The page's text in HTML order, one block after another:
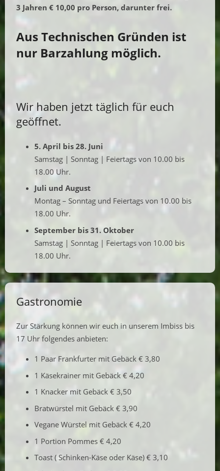
3 Jahren € 10,00 pro Person, darunter frei.
Aus Technischen Gründen ist
nur Barzahlung möglich.
Wir haben jetzt täglich für euch
geöffnet.
5. April bis 28. Juni
Samstag | Sonntag | Feiertags von 10.00 bis
18.00 Uhr.
Juli und August
Montag – Sonntag und Feiertags von 10.00 bis
18.00 Uhr.
September bis 31. Oktober
Samstag | Sonntag | Feiertags von 10.00 bis
18.00 Uhr.
Gastronomie
Zur Stärkung können wir euch in unserem Imbiss bis
17 Uhr folgendes anbieten:
1 Paar Frankfurter mit Gebäck € 3,80
1 Käsekrainer mit Gebäck € 4,20
1 Knacker mit Gebäck € 3,50
Bratwürstel mit Gebäck € 3,90
Vegane Würstel mit Gebäck € 4,20
1 Portion Pommes € 4,20
Toast ( Schinken-Käse oder Käse) € 3,10